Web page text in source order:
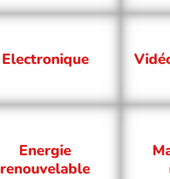
Electronique
Energie
renouvelable